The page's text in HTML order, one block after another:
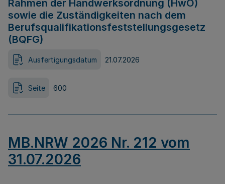
Rahmen der Handwerksordnung (HwO)
sowie die Zuständigkeiten nach dem
Berufsqualifikationsfeststellungsgesetz
(BQFG)
Ausfertigungsdatum 21.07.2026
Seite 600
MB.NRW 2026 Nr. 212 vom
31.07.2026